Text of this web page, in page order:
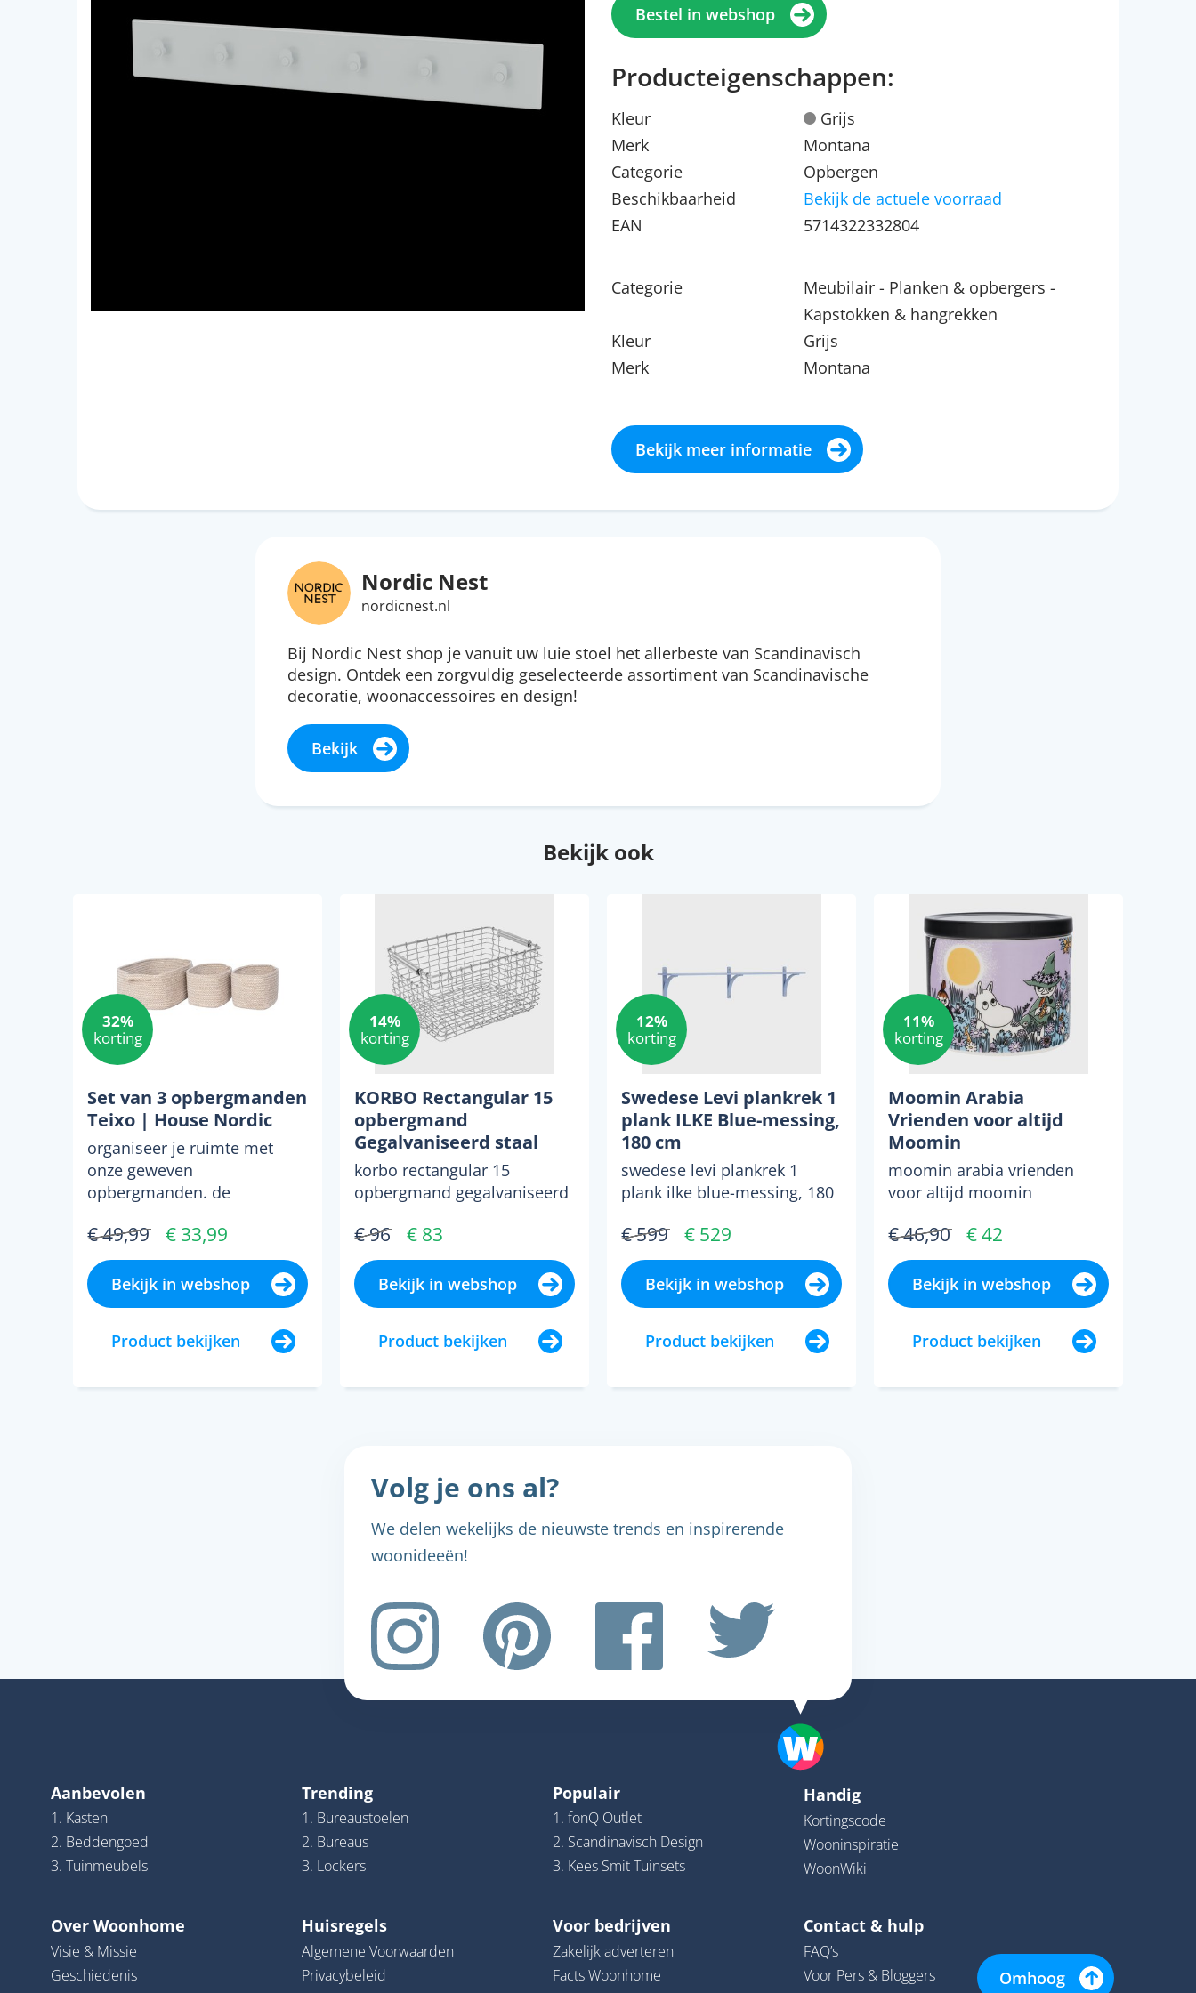
Bestel in webshop
Producteigenschappen:
Kleur
Grijs
Merk
Montana
Categorie
Opbergen
Beschikbaarheid
Bekijk de actuele voorraad
EAN
5714322332804
Categorie
Meubilair - Planken & opbergers -
Kapstokken & hangrekken
Kleur
Grijs
Merk
Montana
Bekijk meer informatie
Nordic Nest
nordicnest.nl
Bij Nordic Nest shop je vanuit uw luie stoel het allerbeste van Scandinavisch
design. Ontdek een zorgvuldig geselecteerde assortiment van Scandinavische
decoratie, woonaccessoires en design!
Bekijk
Bekijk ook
32%
korting
Set van 3 opbergmanden
Teixo | House Nordic
organiseer je ruimte met
onze geweven
opbergmanden. de
ambachtelijke ...
€ 49,99 € 33,99
Bekijk in webshop
Product bekijken
14%
korting
KORBO Rectangular 15
opbergmand
Gegalvaniseerd staal
korbo rectangular 15
opbergmand gegalvaniseerd
€ 96 € 83
Bekijk in webshop
Product bekijken
12%
korting
Swedese Levi plankrek 1
plank ILKE Blue-messing,
180 cm
swedese levi plankrek 1
plank ilke blue-messing, 180
€ 599 € 529
Bekijk in webshop
Product bekijken
11%
korting
Moomin Arabia
Vrienden voor altijd
Moomin
koekjestrommel 25 cm
moomin arabia vrienden
voor altijd moomin
€ 46,90 € 42
Bekijk in webshop
Product bekijken
Volg je ons al?
We delen wekelijks de nieuwste trends en inspirerende
woonideeën!
Aanbevolen
1. Kasten
2. Beddengoed
3. Tuinmeubels
Trending
1. Bureaustoelen
2. Bureaus
3. Lockers
Populair
1. fonQ Outlet
2. Scandinavisch Design
3. Kees Smit Tuinsets
Handig
Kortingscode
Wooninspiratie
WoonWiki
Over Woonhome
Visie & Missie
Geschiedenis
Huisregels
Algemene Voorwaarden
Privacybeleid
Voor bedrijven
Zakelijk adverteren
Facts Woonhome
Contact & hulp
FAQ’s
Voor Pers & Bloggers
Omhoog